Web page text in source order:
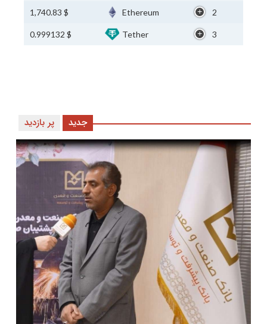
2
Ethereum
$ 1,740.83
3
Tether
$ 0.999132
پر بازدید جدید